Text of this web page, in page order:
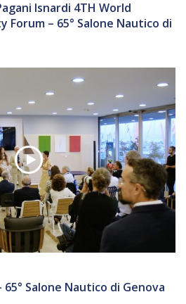
Isnardi 4TH World
Forum – 65° Salone Nautico di
65° Salone Nautico di Genova